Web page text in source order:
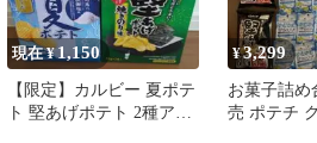
現在 ¥1,150
【限定】カルビー 夏ポテ
ト 堅あげポテト 2種アソ
¥3,299
お菓子詰め
売 ポテチ